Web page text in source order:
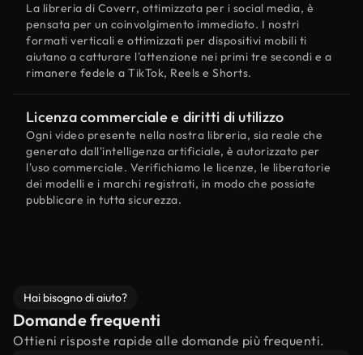
La libreria di Coverr, ottimizzata per i social media, è
pensata per un coinvolgimento immediato. I nostri
formati verticali e ottimizzati per dispositivi mobili ti
aiutano a catturare l'attenzione nei primi tre secondi e a
rimanere fedele a TikTok, Reels e Shorts.
Licenza commerciale e diritti di utilizzo
Ogni video presente nella nostra libreria, sia reale che
generato dall'intelligenza artificiale, è autorizzato per
l'uso commerciale. Verifichiamo le licenze, le liberatorie
dei modelli e i marchi registrati, in modo che possiate
pubblicare in tutta sicurezza.
Hai bisogno di aiuto?
Domande frequenti
Ottieni risposte rapide alle domande più frequenti.